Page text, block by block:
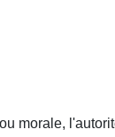
morale,